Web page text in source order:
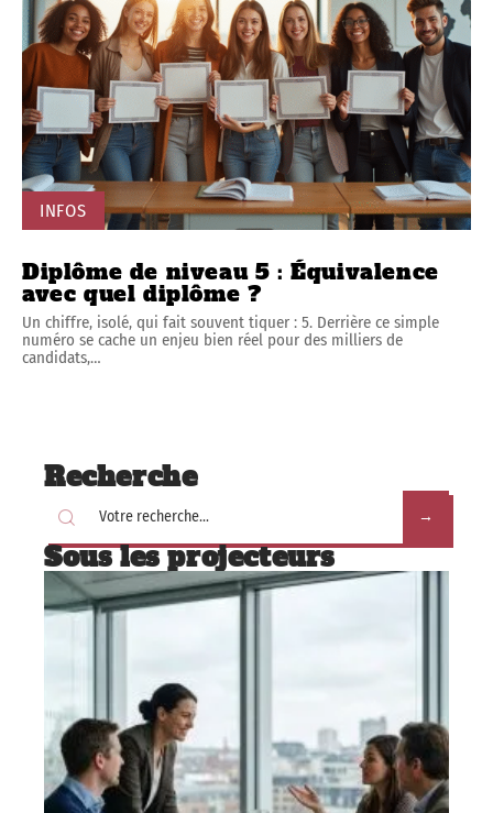
INFOS
Diplôme de niveau 5 : Équivalence
avec quel diplôme ?
Un chiffre, isolé, qui fait souvent tiquer : 5. Derrière ce simple
numéro se cache un enjeu bien réel pour des milliers de
candidats,…
Recherche
Sous les projecteurs